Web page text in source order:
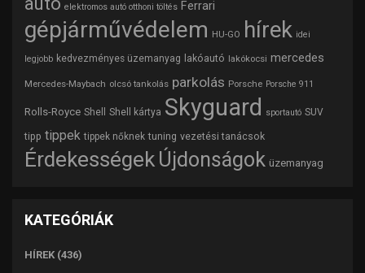
elektromos autó otthoni töltés Ferrari
gépjárművédelem HU-GO hírek idei
legjobb kedvezményes üzemanyag lakóautó lakókocsi mercedes
Mercedes-Maybach olcsó tankolás parkolás Porsche Porsche 911
Rolls-Royce Shell Shell kártya Skyguard sportautó SUV
tipp tippek tippek nőknek tuning vezetési tanácsok
Érdekességek Újdonságok üzemanyag
KATEGÓRIÁK
HÍREK (436)